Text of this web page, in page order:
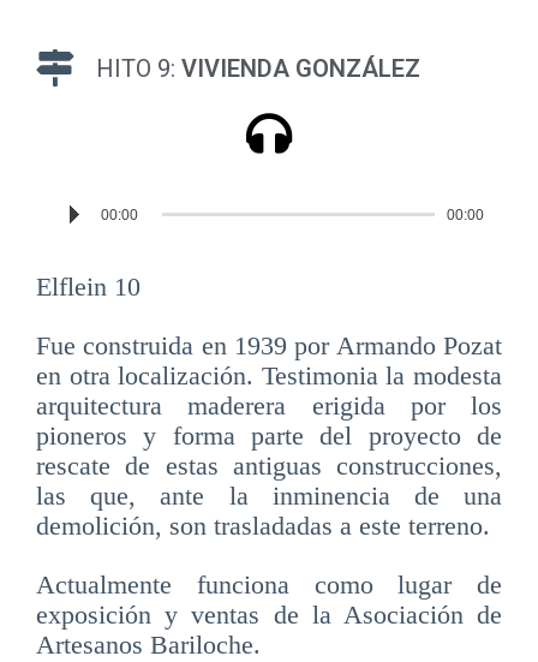
HITO 9: VIVIENDA GONZÁLEZ
Reproductor
00:00 00:00
Elflein 10
Fue construida en 1939 por Armando Pozat
en otra localización. Testimonia la modesta
arquitectura maderera erigida por los
pioneros y forma parte del proyecto de
rescate de estas antiguas construcciones,
las que, ante la inminencia de una
demolición, son trasladadas a este terreno.
Actualmente funciona como lugar de
exposición y ventas de la Asociación de
Artesanos Bariloche.